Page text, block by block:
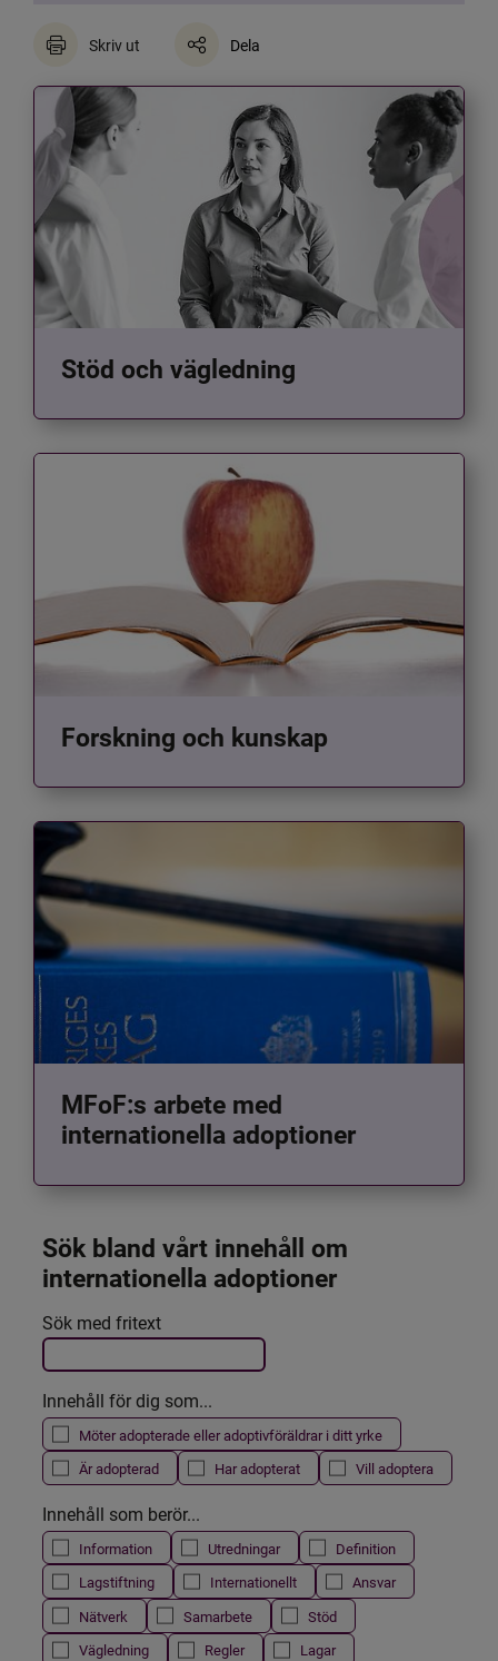
Skriv ut Dela
Stöd och vägledning
Forskning och kunskap
MFoF:s arbete med
internationella adoptioner
Sök bland vårt innehåll om
internationella adoptioner
Filtrera resultatet
Det här formuläret postas automatiskt
Sök med fritext
Innehåll för dig som...
Möter adopterade eller adoptivföräldrar i ditt yrke
Är adopterad
Har adopterat Vill adoptera
Innehåll som berör...
Information Utredningar
Definition
Lagstiftning
Internationellt
Ansvar
Nätverk
Samarbete
Stöd
Vägledning
Regler
Lagar